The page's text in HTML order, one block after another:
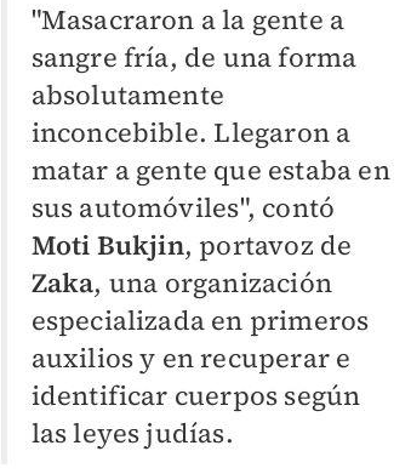
"Masacraron a la gente a
sangre fría, de una forma
absolutamente
inconcebible.Llegaron a
matar a gente que estaba en
sus automóviles", contó
Moti Bukjin, portavoz de
Zaka, una organización
especializada en primeros
auxilios y en recuperar e
identificar cuerpos según
las leyes judías.